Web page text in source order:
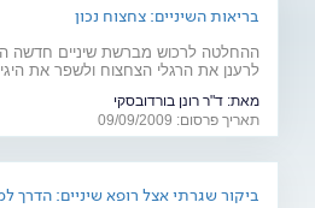
בריאות השיניים: צחצוח נכון
ההחלטה לרכוש מברשת שיניים חדשה
לרענן את הרגלי הצחצוח ולשפר את
מאת: ד"ר רונן בורדובסקי
תאריך פרסום: 09/09/2009
ביקור שגרתי אצל רופא שיניים: הדרך